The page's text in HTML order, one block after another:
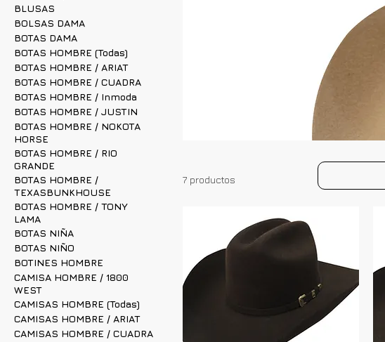
BLUSAS
BOLSAS DAMA
BOTAS DAMA
BOTAS HOMBRE (Todas)
BOTAS HOMBRE / ARIAT
BOTAS HOMBRE / CUADRA
BOTAS HOMBRE / Inmoda
BOTAS HOMBRE / JUSTIN
BOTAS HOMBRE / NOKOTA
HORSE
BOTAS HOMBRE / RIO
GRANDE
BOTAS HOMBRE /
TEXASBUNKHOUSE
BOTAS HOMBRE / TONY
LAMA
BOTAS NIÑA
BOTAS NIÑO
BOTINES HOMBRE
CAMISA HOMBRE / 1800
WEST
CAMISAS HOMBRE (Todas)
CAMISAS HOMBRE / ARIAT
CAMISAS HOMBRE / CUADRA
7 productos